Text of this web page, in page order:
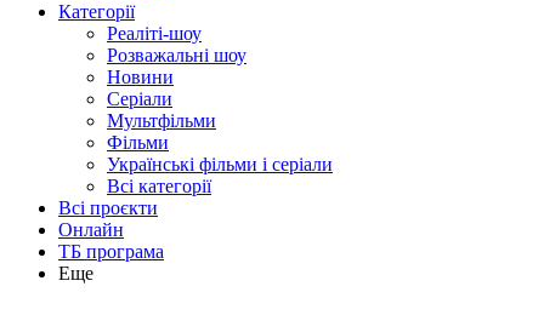
Категорії
Реаліті-шоу
Розважальні шоу
Новини
Серіали
Мультфільми
Фільми
Українські фільми і серіали
Всі категорії
Всі проєкти
Онлайн
ТБ програма
Еще